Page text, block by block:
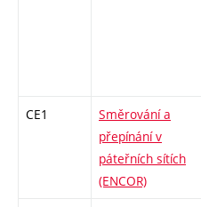
CE1
Směrování a
přepínání v
páteřních sítích
(ENCOR)